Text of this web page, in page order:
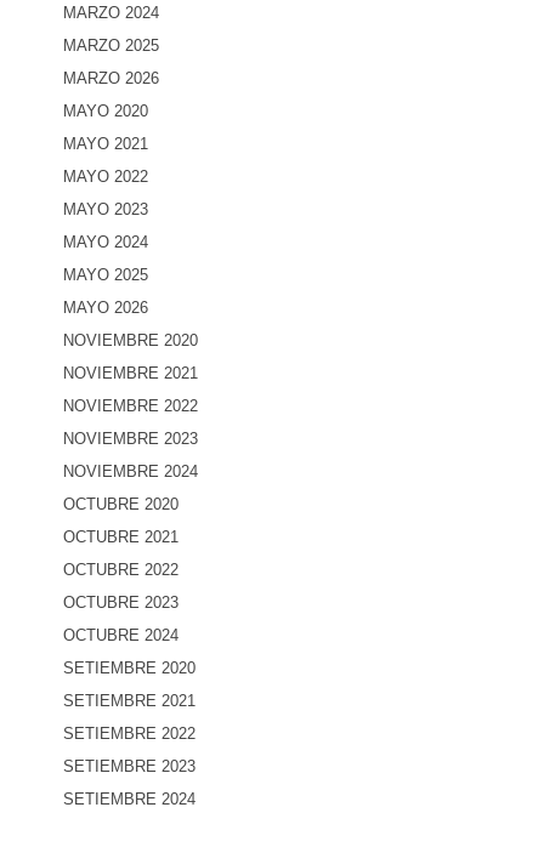
MARZO 2024
MARZO 2025
MARZO 2026
MAYO 2020
MAYO 2021
MAYO 2022
MAYO 2023
MAYO 2024
MAYO 2025
MAYO 2026
NOVIEMBRE 2020
NOVIEMBRE 2021
NOVIEMBRE 2022
NOVIEMBRE 2023
NOVIEMBRE 2024
OCTUBRE 2020
OCTUBRE 2021
OCTUBRE 2022
OCTUBRE 2023
OCTUBRE 2024
SETIEMBRE 2020
SETIEMBRE 2021
SETIEMBRE 2022
SETIEMBRE 2023
SETIEMBRE 2024